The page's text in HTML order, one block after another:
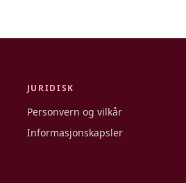
JURIDISK
Personvern og vilkår
Informasjonskapsler